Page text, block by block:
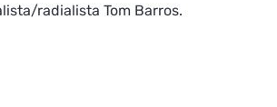
radialista Tom Barros.